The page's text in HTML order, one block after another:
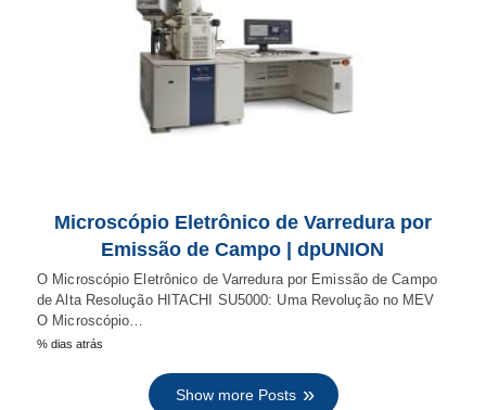
Microscópio Eletrônico de Varredura por
Emissão de Campo | dpUNION
O Microscópio Eletrônico de Varredura por Emissão de Campo
de Alta Resolução HITACHI SU5000: Uma Revolução no MEV
O Microscópio…
% dias atrás
Show more Posts